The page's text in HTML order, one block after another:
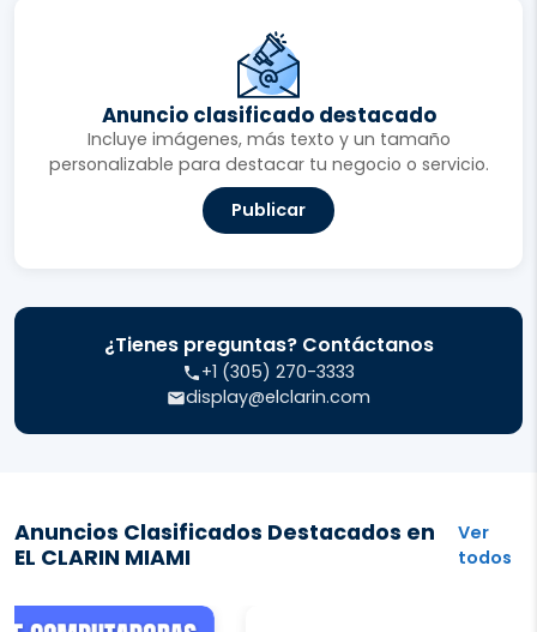
Anuncio clasificado destacado
Incluye imágenes, más texto y un tamaño
personalizable para destacar tu negocio o servicio.
Publicar
¿Tienes preguntas? Contáctanos
+1 (305) 270-3333
display@elclarin.com
Anuncios Clasificados Destacados en
EL CLARIN MIAMI
Ver
todos